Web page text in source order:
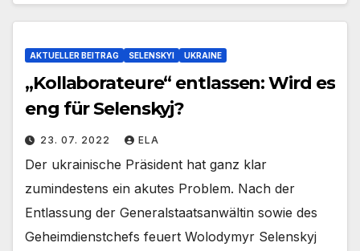
AKTUELLER BEITRAG SELENSKYI UKRAINE
„Kollaborateure“ entlassen: Wird es
eng für Selenskyj?
23. 07. 2022 ELA
Der ukrainische Präsident hat ganz klar
zumindestens ein akutes Problem. Nach der
Entlassung der Generalstaatsanwältin sowie des
Geheimdienstchefs feuert Wolodymyr Selenskyj